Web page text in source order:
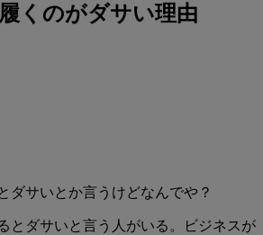
くのがダサい理由
ダサいとか言うけどなんでや？
とダサいと言う人がいる。ビジネスが